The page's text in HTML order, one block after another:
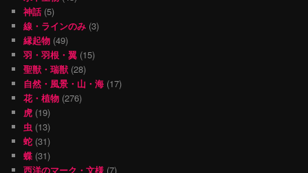
神話 (5)
線・ラインのみ (3)
縁起物 (49)
羽・羽根・翼 (15)
聖獣・瑞獣 (28)
自然・風景・山・海 (17)
花・植物 (276)
虎 (19)
虫 (13)
蛇 (31)
蝶 (31)
西洋のマーク・文様 (7)